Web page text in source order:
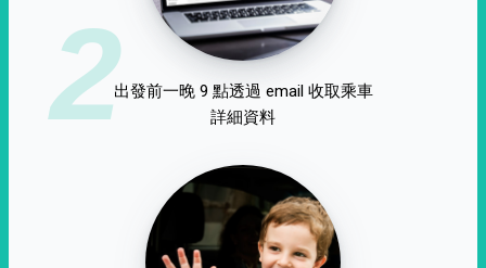
2出發前一晚 9 點透過 email 收取乘車
詳細資料